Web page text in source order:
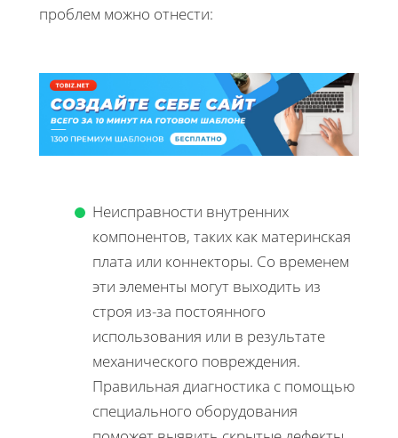
проблем можно отнести:
Неисправности внутренних
компонентов, таких как материнская
плата или коннекторы. Со временем
эти элементы могут выходить из
строя из-за постоянного
использования или в результате
механического повреждения.
Правильная диагностика с помощью
специального оборудования